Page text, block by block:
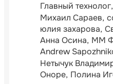
Главный технолог
Михаил Сараев
юлия захарова
Анна Осина ММ
Andrew
Нетычук
Оноре Полина